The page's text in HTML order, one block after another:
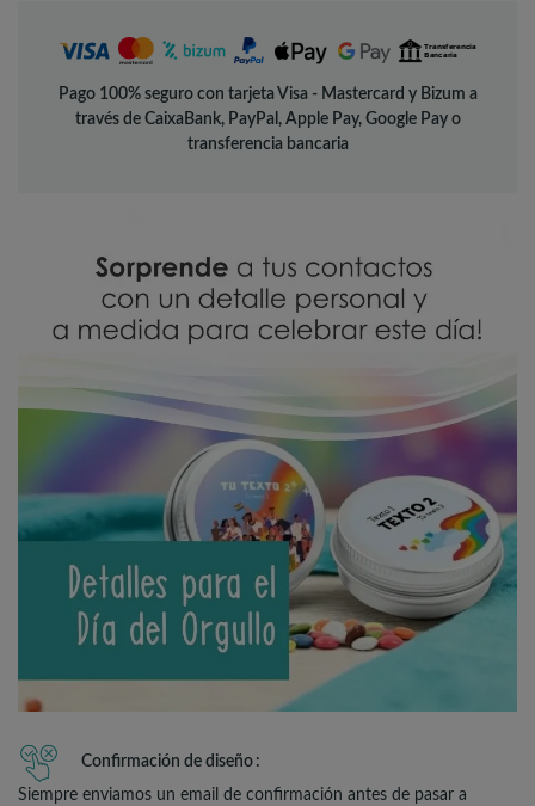
Pago 100% seguro con tarjeta Visa - Mastercard y Bizum a
través de CaixaBank, PayPal, Apple Pay, Google Pay o
transferencia bancaria
Confirmación de diseño
Siempre enviamos un email de confirmación antes de pasar a